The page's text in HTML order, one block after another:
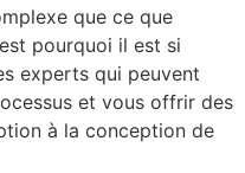
que ce que
pourquoi il est si
experts qui peuvent
et vous offrir des
à la conception de